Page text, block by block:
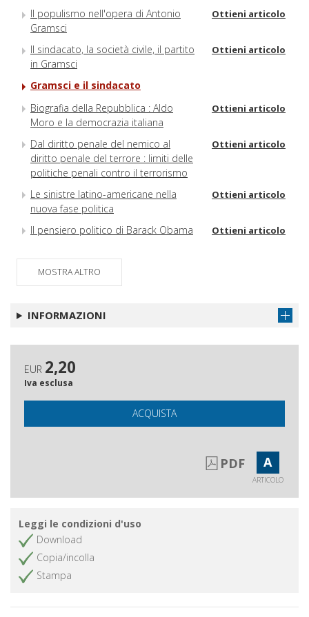
Il populismo nell'opera di Antonio
Gramsci
Ottieni articolo
Il sindacato, la società civile, il partito
in Gramsci
Ottieni articolo
Gramsci e il sindacato
Biografia della Repubblica : Aldo
Moro e la democrazia italiana
Ottieni articolo
Dal diritto penale del nemico al
diritto penale del terrore : limiti delle
politiche penali contro il terrorismo
Ottieni articolo
Le sinistre latino-americane nella
nuova fase politica
Ottieni articolo
Il pensiero politico di Barack Obama Ottieni articolo
MOSTRA ALTRO
INFORMAZIONI
EUR 2,20
Iva esclusa
ACQUISTA
PDF A
ARTICOLO
Leggi le condizioni d'uso
Download
Copia/incolla
Stampa